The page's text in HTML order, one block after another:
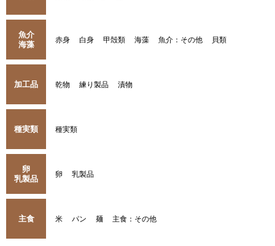
魚介
海藻
赤身 白身 甲殻類 海藻 魚介：その他 貝類
加工品 乾物 練り製品 漬物
種実類 種実類
卵
乳製品
卵 乳製品
主食 米 パン 麺 主食：その他